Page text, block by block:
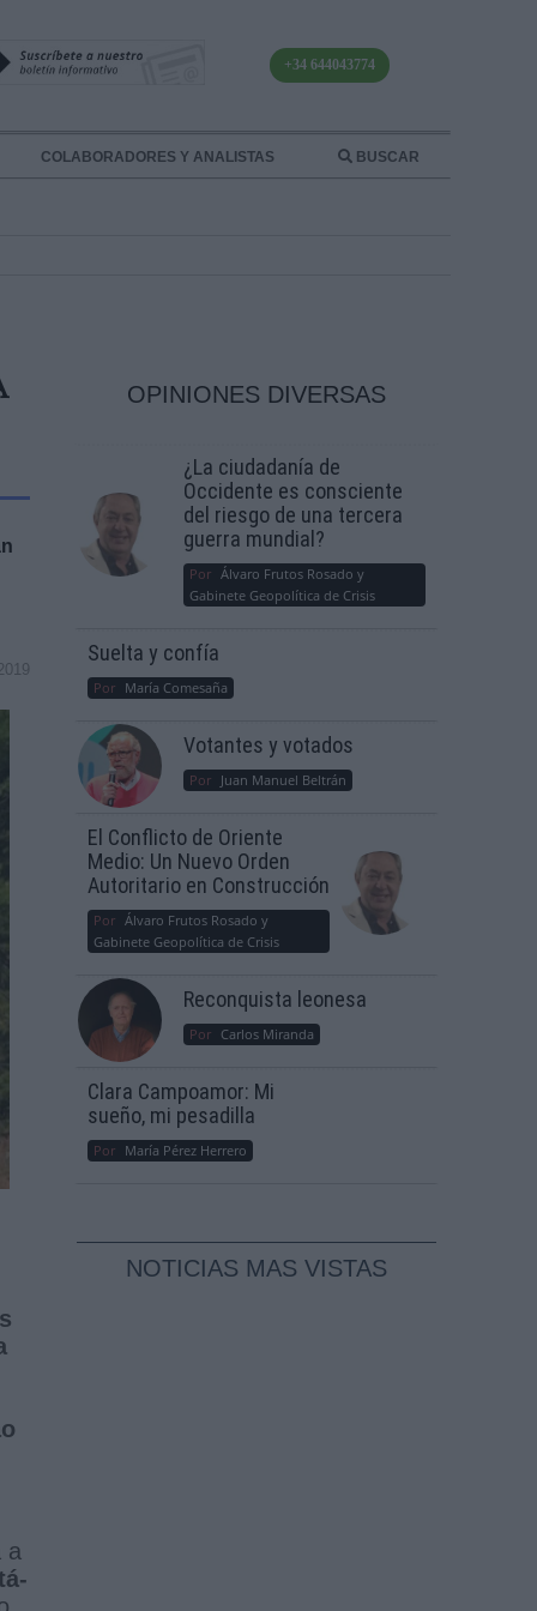
+34 644043774
COLABORADORES Y ANALISTAS BUSCAR
a
OPINIONES DIVERSAS
¿La ciudadanía de
Occidente es consciente
del riesgo de una tercera
guerra mundial?
Por Álvaro Frutos Rosado y
Gabinete Geopolítica de Crisis
Suelta y confía
Por María Comesaña
Votantes y votados
Por Juan Manuel Beltrán
El Conflicto de Oriente
Medio: Un Nuevo Orden
Autoritario en Construcción
Por Álvaro Frutos Rosado y
Gabinete Geopolítica de Crisis
Reconquista leonesa
Por Carlos Miranda
Clara Campoamor: Mi
sueño, mi pesadilla
Por María Pérez Herrero
NOTICIAS MAS VISTAS